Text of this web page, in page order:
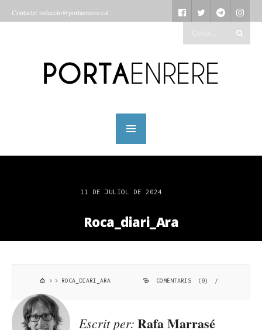
Contacte: redaccio@portaenrere.cat
11 DE JULIOL DE 2024
Roca_diari_Ara
ROCA_DIARI_ARA COMENTARIS (0) /
Escrit per: Rafa Marrasé